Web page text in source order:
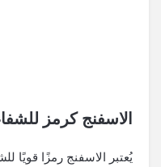
الاسفنج كرمز
يُعتبر الاسفنج رمزًا قويًا